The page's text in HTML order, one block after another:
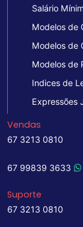
Salário
Modelos de
Modelos de
Modelos de
Indices de
Expressões
Vendas
67 3213 0810
67 99839 3633
Suporte
67 3213 0810